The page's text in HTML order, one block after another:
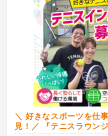
＼ 好きなスポーツを仕
見！／ 『テニスラウン